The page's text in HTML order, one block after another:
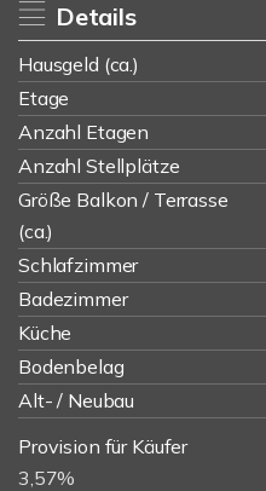
Details
Hausgeld (ca.)
Etage
Anzahl Etagen
Anzahl Stellplätze
Größe Balkon / Terrasse
(ca.)
Schlafzimmer
Badezimmer
Küche
Bodenbelag
Alt- / Neubau
Provision für Käufer
3,57%